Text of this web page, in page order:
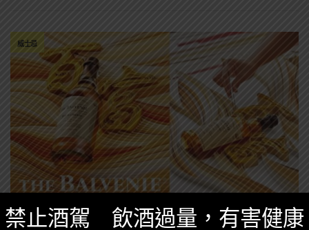
威士忌
台灣酒圈新聞,精選酒聞 十二月 27, 2023
禁止酒駕 飲酒過量，有害健康